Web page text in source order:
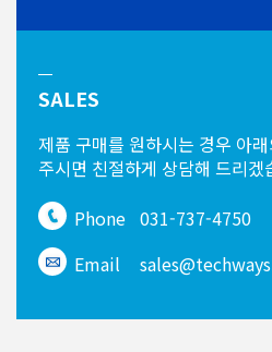
SALES
제품 구매를 원하시는 경우 아
주시면 친절하게 상담해 드리겠
Phone 031-737-4750
Email